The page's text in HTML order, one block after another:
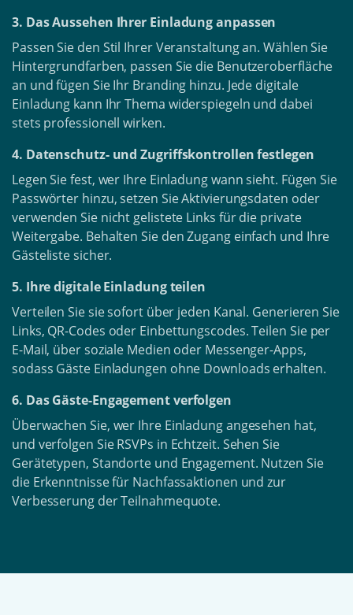
3. Das Aussehen Ihrer Einladung anpassen
Passen Sie den Stil Ihrer Veranstaltung an. Wählen Sie
Hintergrundfarben, passen Sie die Benutzeroberfläche
an und fügen Sie Ihr Branding hinzu. Jede digitale
Einladung kann Ihr Thema widerspiegeln und dabei
stets professionell wirken.
4. Datenschutz- und Zugriffskontrollen festlegen
Legen Sie fest, wer Ihre Einladung wann sieht. Fügen Sie
Passwörter hinzu, setzen Sie Aktivierungsdaten oder
verwenden Sie nicht gelistete Links für die private
Weitergabe. Behalten Sie den Zugang einfach und Ihre
Gästeliste sicher.
5. Ihre digitale Einladung teilen
Verteilen Sie sie sofort über jeden Kanal. Generieren Sie
Links, QR-Codes oder Einbettungscodes. Teilen Sie per
E-Mail, über soziale Medien oder Messenger-Apps,
sodass Gäste Einladungen ohne Downloads erhalten.
6. Das Gäste-Engagement verfolgen
Überwachen Sie, wer Ihre Einladung angesehen hat,
und verfolgen Sie RSVPs in Echtzeit. Sehen Sie
Gerätetypen, Standorte und Engagement. Nutzen Sie
die Erkenntnisse für Nachfassaktionen und zur
Verbesserung der Teilnahmequote.